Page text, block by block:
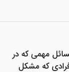
مهمی که در
که مشکل